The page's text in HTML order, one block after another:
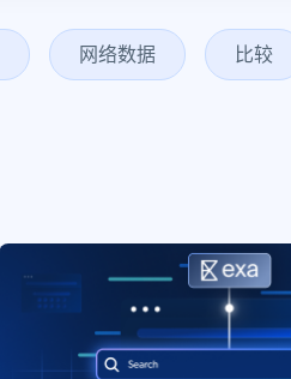
网络数据 比较